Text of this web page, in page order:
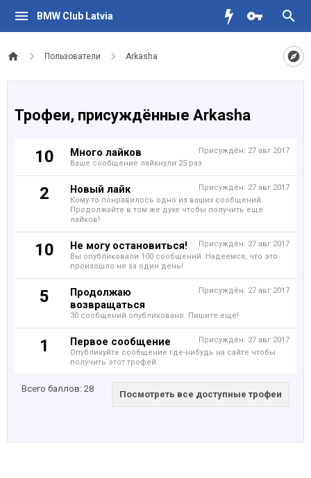
BMW Club Latvia
Пользователи Arkasha
Трофеи, присуждённые Arkasha
10 Присуждён: 27 авг 2017
Много лайков
Ваше сообщение лайкнули 25 раз.
2 Присуждён: 27 авг 2017
Новый лайк
Кому-то понравилось одно из ваших сообщений.
Продолжайте в том же духе чтобы получить еще
лайков!
10 Присуждён: 27 авг 2017
Не могу остановиться!
Вы опубликовали 100 сообщений. Надеемся, что это
произошло не за один день!
5 Присуждён: 27 авг 2017
Продолжаю
возвращаться
30 сообщений опубликовано. Пишите еще!
1 Присуждён: 27 авг 2017
Первое сообщение
Опубликуйте сообщение где-нибудь на сайте чтобы
получить этот трофей.
Всего баллов: 28
Посмотреть все доступные трофеи